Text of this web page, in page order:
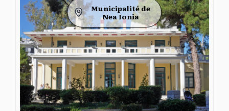
Municipalité de
Nea Ionia